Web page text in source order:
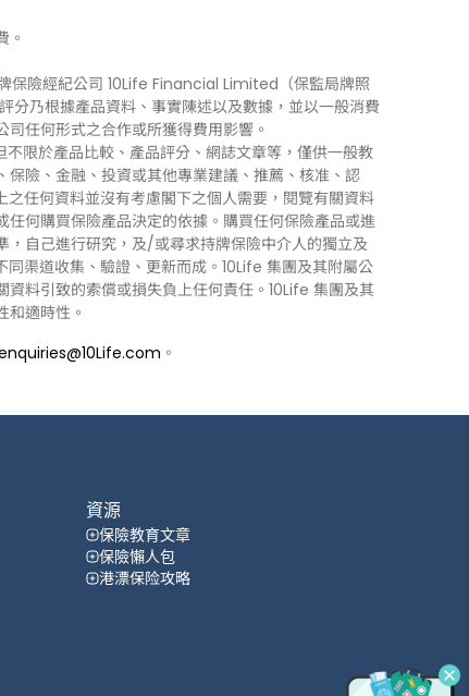
。
保險經紀公司 10Life Financial Limited（保監局牌照
分乃根據產品資料、事實陳述以及數據，並以一般消費
任何形式之合作或所獲得費用影響。
限於產品比較、產品評分、網誌文章等，僅供一般教
險、金融、投資或其他專業建議、推薦、核准、認
任何資料並沒有考慮閣下之個人需要，閱覽有關資料
何購買保險產品決定的依據。購買任何保險產品或進
自己進行研究，及/或尋求持牌保險中介人的獨立及
渠道收集、驗證、更新而成。10Life 集團及其附屬公
料引致的索償或損失負上任何責任。10Life 集團及其
和適時性。
。
資源
保險教育文章
保險懶人包
港漂保险攻略